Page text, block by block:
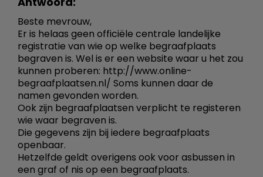
Beste mevrouw,
Er is helaas geen officiële centrale landelijke
registratie van wie op welke begraafplaats
begraven is. Wel is er een website waar u het zou
kunnen proberen: http://www.online-
begraafplaatsen.nl/ Soms kunnen daar de
namen gevonden worden.
Ook zijn begraafplaatsen verplicht te registeren
wie waar begraven is.
Die gegevens zijn bij iedere begraafplaats
openbaar.
Hetzelfde geldt overigens ook voor asbussen in
een graf of nis op een begraafplaats.